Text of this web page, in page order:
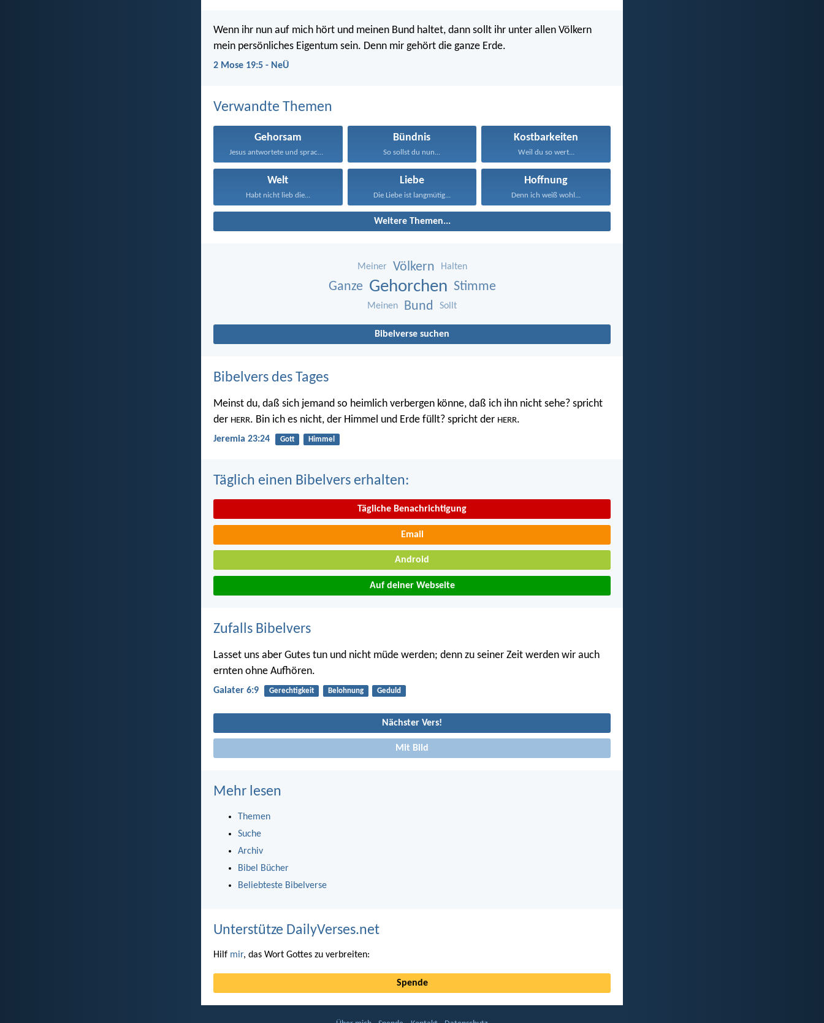
Wenn ihr nun auf mich hört und meinen Bund haltet, dann sollt ihr unter allen Völkern
mein persönliches Eigentum sein. Denn mir gehört die ganze Erde.
2 Mose 19:5 - NeÜ
Verwandte Themen
Gehorsam
Jesus antwortete und sprach...
Bündnis
So sollst du nun...
Kostbarkeiten
Weil du so wert...
Welt
Habt nicht lieb die...
Liebe
Die Liebe ist langmütig...
Hoffnung
Denn ich weiß wohl...
Weitere Themen...
Meiner Völkern Halten
Ganze Gehorchen Stimme
Meinen Bund Sollt
Bibelverse suchen
Bibelvers des Tages
Meinst du, daß sich jemand so heimlich verbergen könne, daß ich ihn nicht sehe? spricht
der HERR. Bin ich es nicht, der Himmel und Erde füllt? spricht der HERR.
Jeremia 23:24 Gott Himmel
Täglich einen Bibelvers erhalten:
Tägliche Benachrichtigung
Email
Android
Auf deiner Webseite
Zufalls Bibelvers
Lasset uns aber Gutes tun und nicht müde werden; denn zu seiner Zeit werden wir auch
ernten ohne Aufhören.
Galater 6:9 Gerechtigkeit Belohnung Geduld
Nächster Vers!
Mit Bild
Mehr lesen
Themen
Suche
Archiv
Bibel Bücher
Beliebteste Bibelverse
Unterstütze DailyVerses.net
Hilf mir, das Wort Gottes zu verbreiten:
Spende